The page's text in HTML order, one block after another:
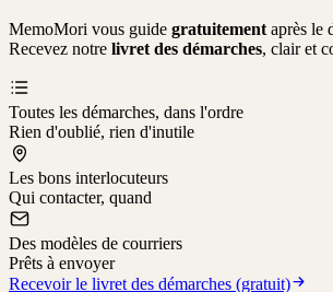
MemoMori vous guide gratuitement après le
Recevez notre livret des démarches, clair et
Toutes les démarches, dans l'ordre
Rien d'oublié, rien d'inutile
Les bons interlocuteurs
Qui contacter, quand
Des modèles de courriers
Prêts à envoyer
Recevoir le livret des démarches (gratuit)